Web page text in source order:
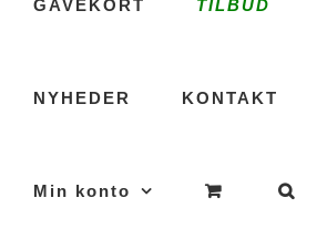
GAVEKORT TILBUD
NYHEDER KONTAKT
Min konto